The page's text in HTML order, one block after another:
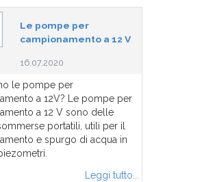
Le pompe per
campionamento a 12 V
16.07.2020
le pompe per
a 12V? Le pompe per
a 12 V sono delle
portatili, utili per il
e spurgo di acqua in
Leggi tutto...